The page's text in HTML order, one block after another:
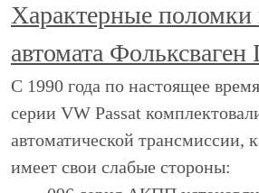
Характерные поломки
автомата Фольксваген
С 1990 года по настоящее
серии VW Passat
автоматической трансмиссии,
имеет свои слабые стороны: